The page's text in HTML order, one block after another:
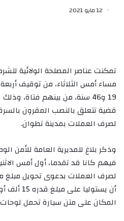
12 مايو 2021
تمكنت عناصر المصلحة الولائية
مساء أمس الثلاثاء، من توقيف
19 و46 سنة، من بينهم فتاة،
قضية تتعلق بالنصب المقرون
لصرف العملات بمدينة تطوان.
وذكر بلاغ للمديرية العامة للأمن
فيهم كانا قد تقدما، أول أمس
لصرف العملات بدعوى تحويل مبلغ
أن
المكان على متن سيارة تحمل لوحات